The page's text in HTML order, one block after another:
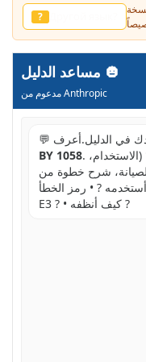
?
نسخة
مدعوم من Anthropic
في الدليل.أعرف
BY 1058. كيف يمكنني مساعدتك؟ (الاستخدام،
شرح خطوة من
? • رمز الخطأ
E3 ? • كيف أنظفه ?